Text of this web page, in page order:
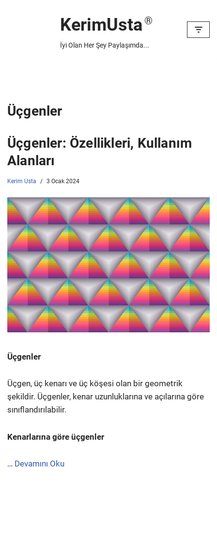
KerimUsta
İyi Olan Her Şey Paylaşımda...
Üçgenler
Üçgenler: Özellikleri, Kullanım
Alanları
Kerim Usta 3 Ocak 2024
Üçgenler
Üçgen, üç kenarı ve üç köşesi olan bir geometrik
şekildir. Üçgenler, kenar uzunluklarına ve açılarına göre
sınıflandırılabilir.
Kenarlarına göre üçgenler
… Devamını Oku